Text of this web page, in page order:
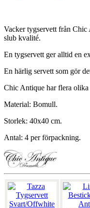
Vacker tygservett från
slub kvalité.
En tygservett ger alltid en
En härlig servett som gör
Chic Antique har flera olika
Material: Bomull.
Storlek: 40x40 cm.
Antal: 4 per förpackning.